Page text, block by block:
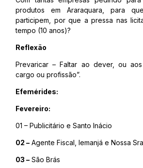
produtos em Araraquara, para
participem, por que a pressa nas
tempo (10 anos)?
Reflexão
Prevaricar – Faltar ao dever, ou
cargo ou profissão”.
Efemérides:
Fevereiro:
01 – Publicitário e Santo Inácio
02 – Agente Fiscal, Iemanjá e Nossa
03 – São Brás